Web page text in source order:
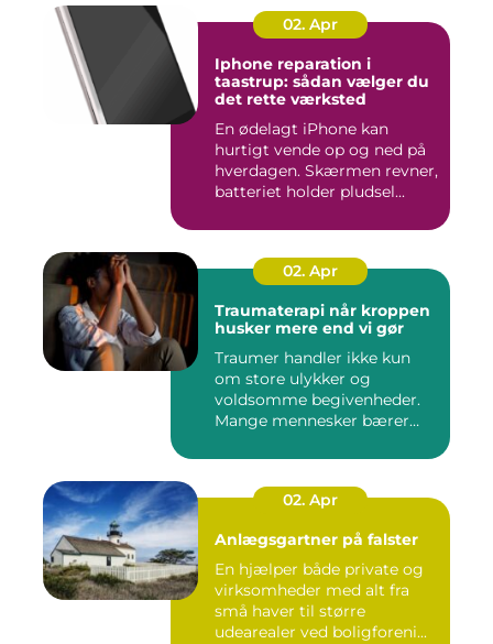
02. Apr
Iphone reparation i
taastrup: sådan vælger du
det rette værksted
En ødelagt iPhone kan
hurtigt vende op og ned på
hverdagen. Skærmen revner,
batteriet holder pludsel...
02. Apr
Traumaterapi når kroppen
husker mere end vi gør
Traumer handler ikke kun
om store ulykker og
voldsomme begivenheder.
Mange mennesker bærer
02. Apr
Anlægsgartner på falster
En hjælper både private og
virksomheder med alt fra
små haver til større
udearealer ved boligforeni...